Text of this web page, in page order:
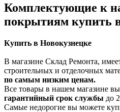
Комплектующие к
покрытиям купить
Купить в Новокузнецке
В магазине Склад Ремонта,
строительных и отделочных
по самым низким ценам.
Все товары в нашем магазине
гарантийный срок службы до
Самые недорогие вы можете